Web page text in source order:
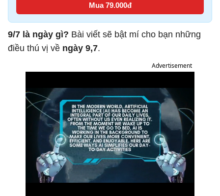
Mua 79.000đ
9/7 là ngày gì? Bài viết sẽ bật mí cho bạn những
điều thú vị về ngày 9,7.
Advertisement